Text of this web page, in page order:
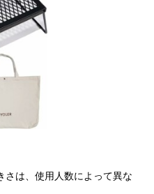
さは、使用人数によって異な